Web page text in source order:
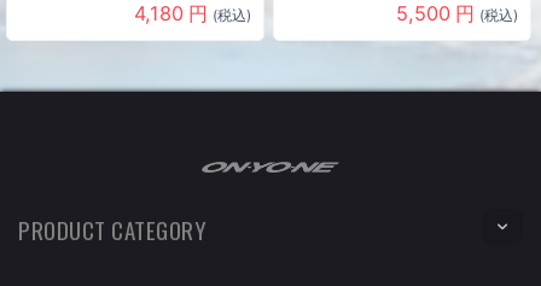
4,180 円 (税込) 5,500 円 (税込)
PRODUCT CATEGORY